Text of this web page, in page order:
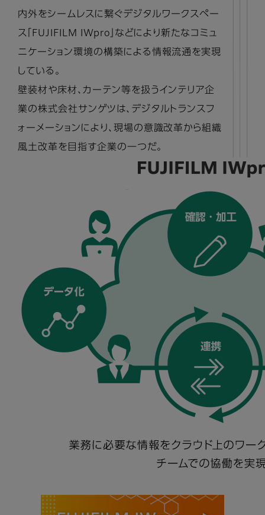
内外をシームレスに繋ぐデジタルワークスペー
ス「FUJIFILM IWpro」などにより新たなコミュ
ニケーション環境の構築による情報流通を実現
している。
壁装材や床材、カーテン等を扱うインテリア企
業の株式会社サンゲツは、デジタルトランスフ
ォーメーションにより、現場の意識改革から組織
風土改革を目指す企業の一つだ。